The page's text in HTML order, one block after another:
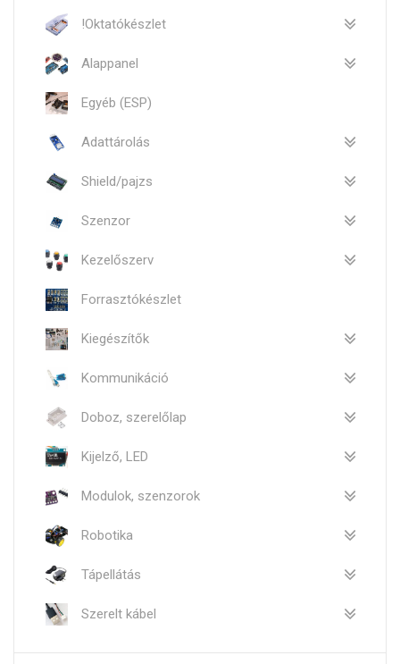
!Oktatókészlet
Alappanel
Egyéb (ESP)
Adattárolás
Shield/pajzs
Szenzor
Kezelőszerv
Forrasztókészlet
Kiegészítők
Kommunikáció
Doboz, szerelőlap
Kijelző, LED
Modulok, szenzorok
Robotika
Tápellátás
Szerelt kábel